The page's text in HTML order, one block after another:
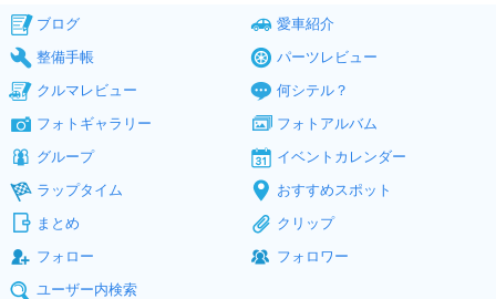
ブログ
愛車紹介
整備手帳
パーツレビュー
クルマレビュー
何シテル？
フォトギャラリー
フォトアルバム
グループ
イベントカレンダー
ラップタイム
おすすめスポット
まとめ
クリップ
フォロー
フォロワー
ユーザー内検索